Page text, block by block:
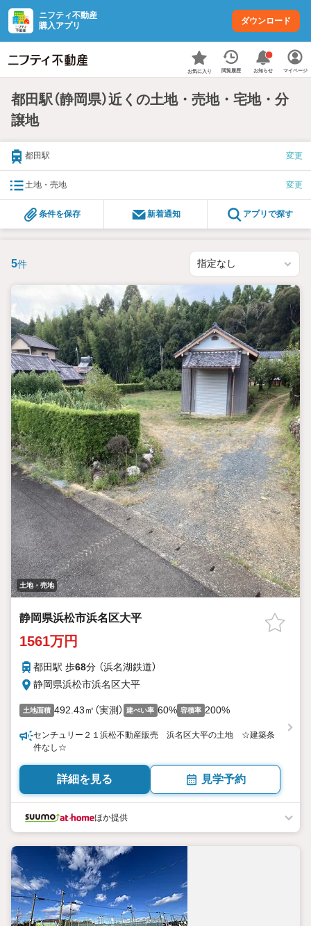
ニフティ不動産
購入アプリ
ダウンロード
お気に入り 閲覧履歴 お知らせ マイページ
都田駅（静岡県）近くの土地・売地・宅地・分
譲地
都田駅 変更
土地・売地 変更
条件を保存 新着通知 アプリで探す
5件
土地・売地
静岡県浜松市浜名区大平
1561万円
都田駅 歩68分 （浜名湖鉄道）
静岡県浜松市浜名区大平
土地面積 492.43㎡（実測） 建ぺい率 60% 容積率 200%
センチュリー２１浜松不動産販売 浜名区大平の土地 ☆建築条
件なし☆
詳細を見る 見学予約
ほか提供